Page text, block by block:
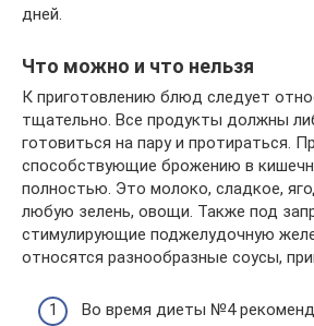
дней.
Что можно и что нельзя
К приготовлению блюд следует
тщательно. Все продукты должны
готовиться на пару и протираться.
способствующие брожению в
полностью. Это молоко, сладкое,
любую зелень, овощи. Также под
стимулирующие поджелудочную
относятся разнообразные соусы,
Во время диеты №4